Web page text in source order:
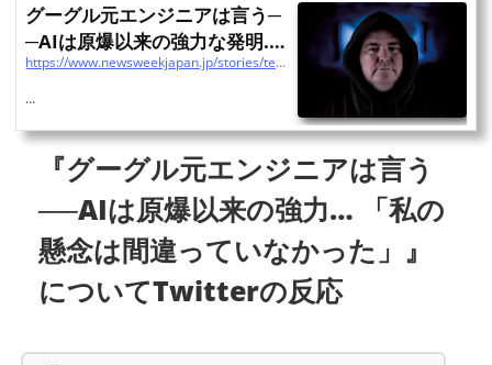
グーグル元エンジニアは言う─
─AIは原爆以来の強力な発明...
「私の懸念は間違ってい...
https://www.newsweekjapan.jp/stories/technology/2023/04/post-101325.php?utm_source=pocket_reader
...
『グーグル元エンジニアは言う
──AIは原爆以来の強力… 「私の
懸念は間違っていなかった」』
についてTwitterの反応